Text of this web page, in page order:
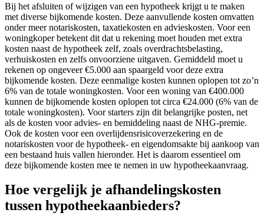
Bij het afsluiten of wijzigen van een hypotheek krijgt u te maken
met diverse bijkomende kosten. Deze aanvullende kosten omvatten
onder meer notariskosten, taxatiekosten en advieskosten. Voor een
woningkoper betekent dit dat u rekening moet houden met extra
kosten naast de hypotheek zelf, zoals overdrachtsbelasting,
verhuiskosten en zelfs onvoorziene uitgaven. Gemiddeld moet u
rekenen op ongeveer €5.000 aan spaargeld voor deze extra
bijkomende kosten. Deze eenmalige kosten kunnen oplopen tot zo’n
6% van de totale woningkosten. Voor een woning van €400.000
kunnen de bijkomende kosten oplopen tot circa €24.000 (6% van de
totale woningkosten). Voor starters zijn dit belangrijke posten, net
als de kosten voor advies- en bemiddeling naast de NHG-premie.
Ook de kosten voor een overlijdensrisicoverzekering en de
notariskosten voor de hypotheek- en eigendomsakte bij aankoop van
een bestaand huis vallen hieronder. Het is daarom essentieel om
deze bijkomende kosten mee te nemen in uw hypotheekaanvraag.
Hoe vergelijk je afhandelingskosten
tussen hypotheekaanbieders?